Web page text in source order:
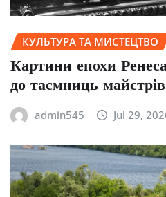
КУЛЬТУРА ТА МИСТЕЦТВО
Картини епохи
до таємниць майстрів
admin545 Jul 29,